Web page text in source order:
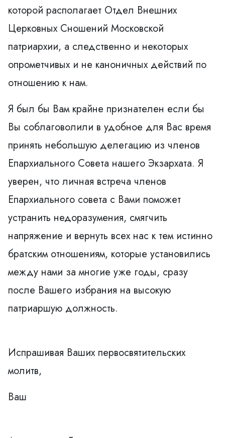
которой располагает Отдел Внешних
Церковных Сношений Московской
патриархии, а следственно и некоторых
опрометчивых и не каноничных действий по
отношению к нам.
Я был бы Вам крайне признателен если бы
Вы соблаговолили в удобное для Вас время
принять небольшую делегацию из членов
Епархиального Совета нашего Экзархата. Я
уверен, что личная встреча членов
Епархиального совета с Вами поможет
устранить недоразумения, смягчить
напряжение и вернуть всех нас к тем истинно
братским отношениям, которые установились
между нами за многие уже годы, сразу
после Вашего избрания на высокую
патриаршую должность.
Испрашивая Ваших первосвятительских
молитв,
Ваш